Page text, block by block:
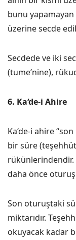
bunu
üzerine secde
Secdede ve iki
(tume’nine),
6. Ka‘de-i Ahire
Ka‘de-i ahire
bir süre
rükünlerindendir.
daha önce oturuş
Son oturuştaki
miktarıdır.
okuyacak kadar